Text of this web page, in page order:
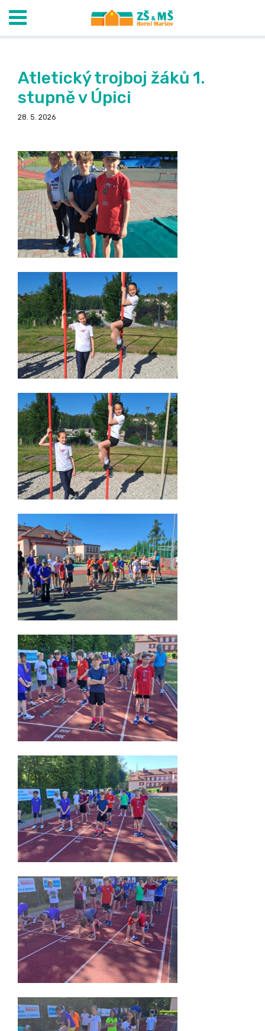
Atletický trojboj žáků 1.
stupně v Úpici
28. 5. 2026